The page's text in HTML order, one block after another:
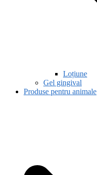
Loțiune
Gel gingival
Produse pentru animale